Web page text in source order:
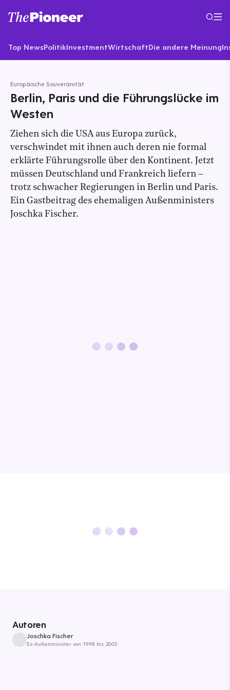
Top NewsPolitikInvestmentWirtschaftDie andere Meinung
Europäische Souveränität
Berlin, Paris und die Führungslücke im
Westen
Ziehen sich die USA aus Europa zurück,
verschwindet mit ihnen auch deren nie formal
erklärte Führungsrolle über den Kontinent. Jetzt
müssen Deutschland und Frankreich liefern –
trotz schwacher Regierungen in Berlin und Paris.
Ein Gastbeitrag des ehemaligen Außenministers
Joschka Fischer.
Autoren
Joschka Fischer
Ex-Außenminister von 1998 bis 2005.